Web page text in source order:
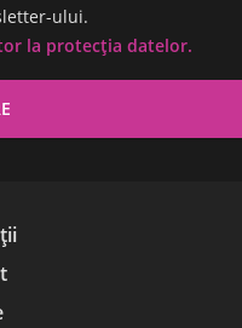
ului.
la protecția datelor.